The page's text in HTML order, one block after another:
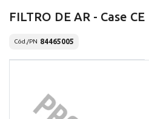
FILTRO DE AR - Case CE
Cód./PN 84465005